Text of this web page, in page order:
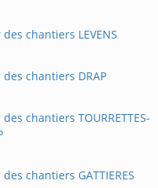
chantiers LEVENS
chantiers DRAP
chantiers TOURRETTES-
chantiers GATTIERES